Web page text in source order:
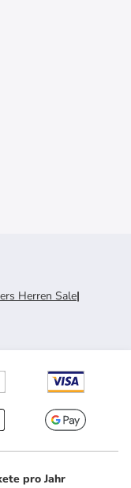
Herren Sale|
pro Jahr